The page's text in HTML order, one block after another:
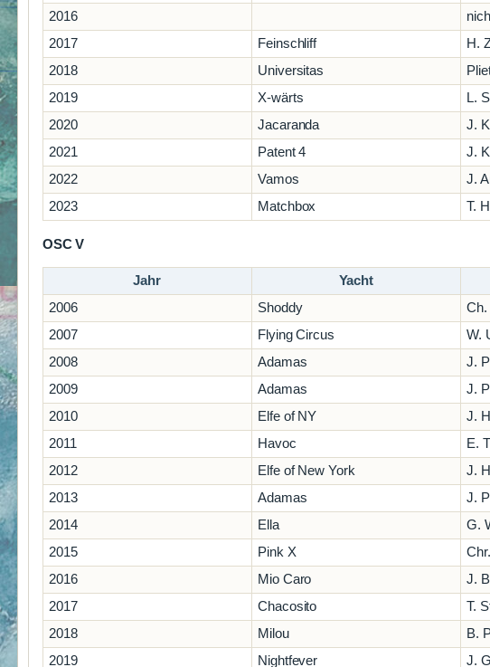
2016
2017
Feinschliff H.
2018
Universitas
2019
X-wärts L.
2020
Jacaranda J.
2021
Patent 4 J.
2022
Vamos J.
2023
Matchbox T.
OSC V
Jahr Yacht
2006
Shoddy Ch.
2007
Flying Circus W.
2008
Adamas J.
2009
Adamas J.
2010
Elfe of NY J.
2011
Havoc E.
2012
Elfe of New York J.
2013
Adamas J.
2014
Ella G.
2015
Pink X
2016
Mio Caro J.
2017
Chacosito T.
2018
Milou B.
2019
Nightfever J.